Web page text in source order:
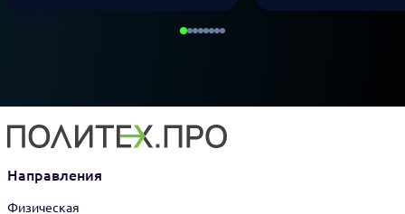
Направления
Физическая